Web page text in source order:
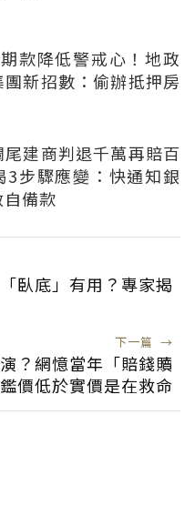
款降低警戒心！地政
新招數：偷辦抵押房
建商判退千萬再賠百
3步驟應變：快通知銀
備款
臥底」有用？專家揭
下一篇 →
？網憶當年「賠錢贖
價低於實價是在救命